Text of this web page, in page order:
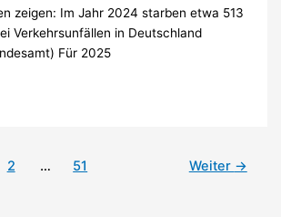
zeigen: Im Jahr 2024 starben etwa 513
Verkehrsunfällen in Deutschland
Für 2025
2 … 51 Weiter →